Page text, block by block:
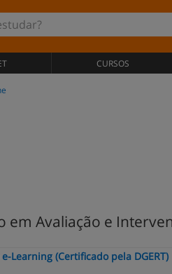
CURSOS
em Avaliação e
Learning (Certificado pela DGERT)